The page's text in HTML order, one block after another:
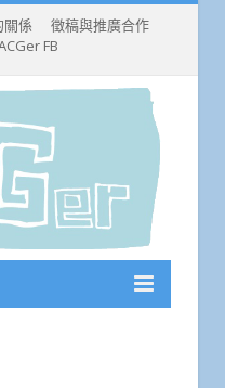
關係
徵稿與推廣合作
FB